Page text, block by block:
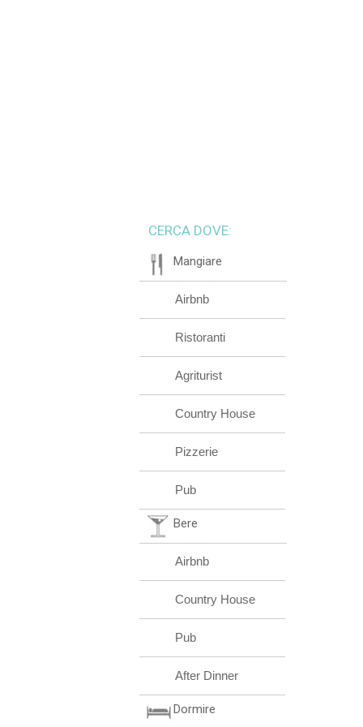
CERCA DOVE:
Mangiare
Airbnb
Ristoranti
Agriturist
Country House
Pizzerie
Pub
Bere
Airbnb
Country House
Pub
After Dinner
Dormire